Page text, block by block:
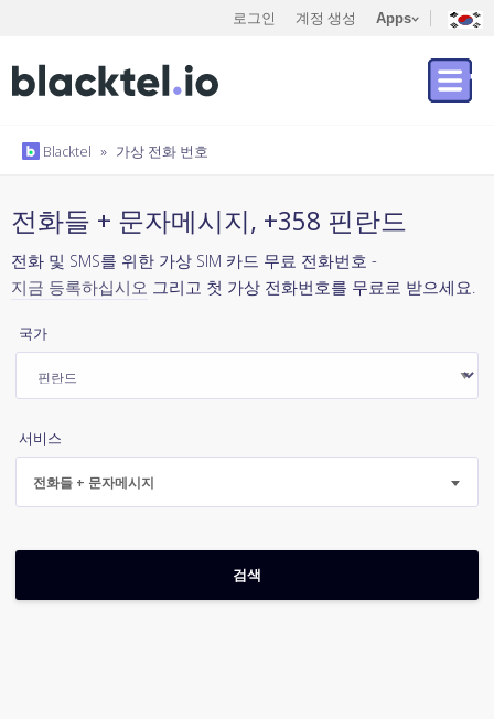
로그인 계정 생성 Apps
Blacktel » 가상 전화 번호
전화들 + 문자메시지, +358 핀란드
전화 및 SMS를 위한 가상 SIM 카드 무료 전화번호 -
지금 등록하십시오 그리고 첫 가상 전화번호를 무료로 받으세요.
국가
서비스
전화들 + 문자메시지